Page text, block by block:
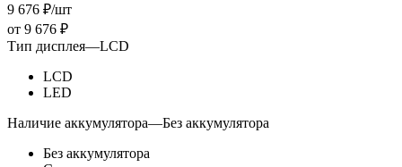
9 676 ₽/шт
от 9 676 ₽
Тип дисплея—LCD
LCD
LED
Наличие аккумулятора—Без аккумулятора
Без аккумулятора